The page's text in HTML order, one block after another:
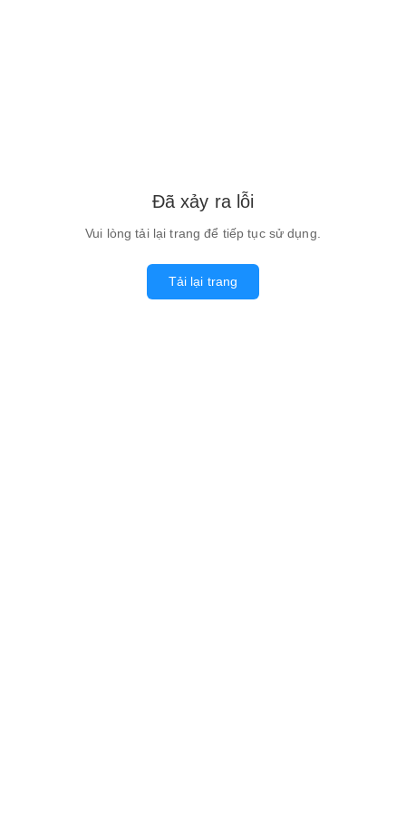
Đã xảy ra lỗi
Vui lòng tải lại trang để tiếp tục sử dụng.
Tải lại trang